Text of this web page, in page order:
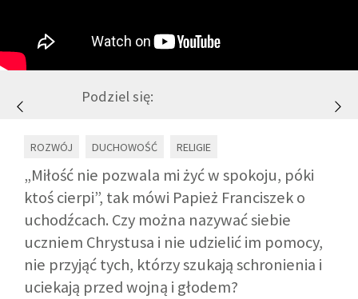
DRUŻYNA
WESPRZYJ NAS
PARTNERZY
NEWSLETTER
DLA MEDIÓW
KONTAKT
Podziel się:
ROZWÓJ DUCHOWOŚĆ RELIGIE
„Miłość nie pozwala mi żyć w spokoju, póki
ktoś cierpi”, tak mówi Papież Franciszek o
uchodźcach. Czy można nazywać siebie
uczniem Chrystusa i nie udzielić im pomocy,
nie przyjąć tych, którzy szukają schronienia i
uciekają przed wojną i głodem?